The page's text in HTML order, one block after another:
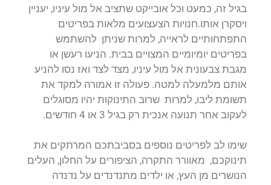
בגיל זה, כמעט וכל אובייקט שתציב אל מול עיניו, יעניין
ויסקרן אותו.חנויות הצעצועים מלאות בפריטים
התפתחותיים לראייה, למרות שניתן להשתמש
בפריטים יומיומיים המצויים בבית. הניעו רעשן או
מגבת צבעונית אל מול עיניו, מצד לצד ואז נסו להניע
אותם מלמעלה למטה. פעולה זו אמורה למקד את
תשומת ליבו, למרות שרוב התינוקות יהיו מסוגלים
לעקוב אחר תנועה אנכית רק בגיל 3 או 4 חודשים.
שימו לב לפריטים נוספים בסביבתכם המרתקים את
תינוקכם, מאוורר התקרה, הציפורים על החלון, העלים
הנושרים מן העץ, או ילדים מתנדנדים על נדנדה